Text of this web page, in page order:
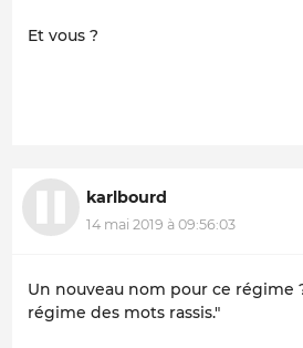
Et vous ?
karlbourd
14 mai 2019 à 09:56:03
Un nouveau nom pour ce régime
régime des mots rassis."